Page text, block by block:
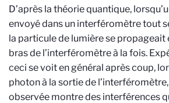
D’après la théorie quantique,
envoyé dans un interféromètre tout
la particule de lumière se propageait
bras de l’interféromètre à la fois.
ceci se voit en général après coup,
photon à la sortie de
observée montre des interférences